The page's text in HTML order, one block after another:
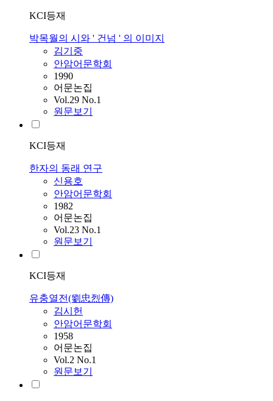
KCI등재
박목월의 시와 ' 건넘 ' 의 이미지
김기중
안암어문학회
1990
어문논집
Vol.29 No.1
원문보기
KCI등재
한자의 동래 연구
신용호
안암어문학회
1982
어문논집
Vol.23 No.1
원문보기
KCI등재
유충열전(劉忠烈傳)
김시헌
안암어문학회
1958
어문논집
Vol.2 No.1
원문보기